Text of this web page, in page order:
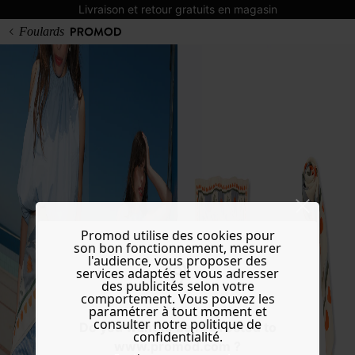
Livraison et retour gratuits en magasin
Do you want to be redirected to
www.promod.com ?
Foulards
Promod utilise des cookies pour
son bon fonctionnement, mesurer
l'audience, vous proposer des
services adaptés et vous adresser
des publicités selon votre
comportement. Vous pouvez les
paramétrer à tout moment et
consulter notre politique de
confidentialité.